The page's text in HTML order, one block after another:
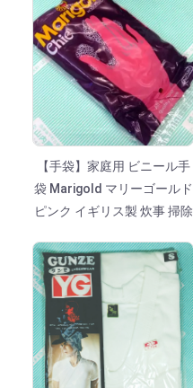
【手袋】家庭用 ビニール手
袋 Marigold マリーゴールド
ピンク イギリス製 炊事 掃除